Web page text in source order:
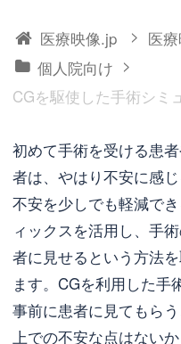
医療映像.jp > 医
個人院向け >
CGを駆使した手術シミ
初めて手術を受ける患
者は、やはり不安に感
不安を少しでも軽減で
ィックスを活用し、手
者に見せるという方法
ます。CGを利用した手
事前に患者に見てもら
上での不安な点はない